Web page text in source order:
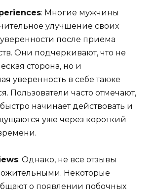
: Многие мужчины
улучшение своих
после приема
Они подчеркивают, что не
сторона, но и
уверенность в себе также
Пользователи часто отмечают,
начинает действовать и
уже через короткий
: Однако, не все отзывы
Некоторые
о появлении побочных